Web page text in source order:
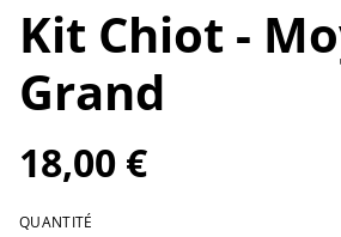
Kit Chiot -
Grand
18,00 €
QUANTITÉ